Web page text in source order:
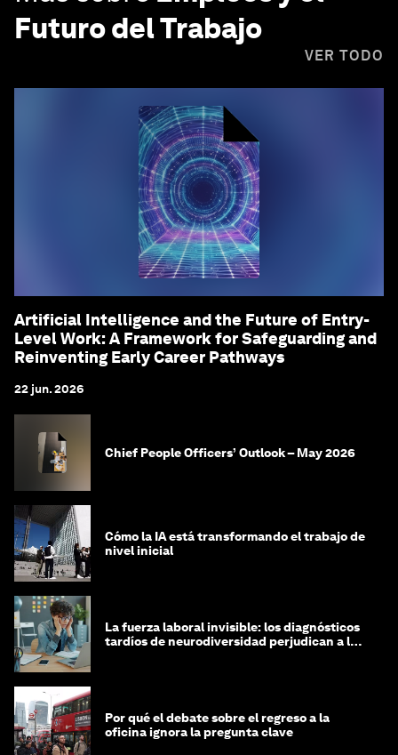
Futuro del Trabajo
VER TODO
Artificial Intelligence and the Future of Entry-
Level Work: A Framework for Safeguarding and
Reinventing Early Career Pathways
22 jun. 2026
Chief People Officers’ Outlook – May 2026
Cómo la IA está transformando el trabajo de
nivel inicial
La fuerza laboral invisible: los diagnósticos
tardíos de neurodiversidad perjudican a las
Por qué el debate sobre el regreso a la
oficina ignora la pregunta clave